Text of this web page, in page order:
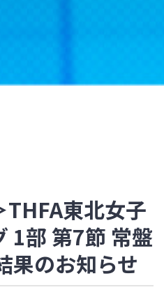
THFA東北女子
1部 第7節 常盤
果のお知らせ